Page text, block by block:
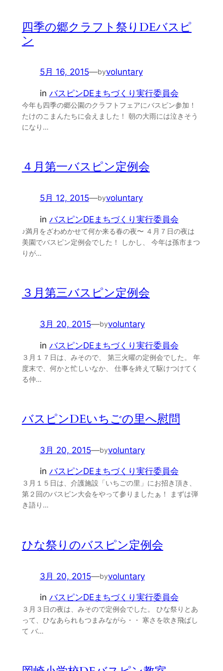
四季の郷クラフト祭りDEバスピ
ン
5月 16, 2015—byvoluntary
in バスピンDEまちづくり実行委員会
今年も四季の郷公園のクラフトフェアにバスピン参加！
たけのこまんたちに会えました！ 朝の大雨には泣きそう
になり…
４月第一バスピン定例会
5月 12, 2015—byvoluntary
in バスピンDEまちづくり実行委員会
♪満月をざわめかせて何か来る春の夜〜 ４月７日の夜は
美園でバスピン定例会でした！ しかし、 今年は孫市まつ
りが…
３月第三バスピン定例会
3月 20, 2015—byvoluntary
in バスピンDEまちづくり実行委員会
３月１７日は、みそので、 第三火曜の定例会でした。 年
度末で、何かと忙しいなか、 仕事を終えて駆けつけてく
る仲…
バスピンDEいちごの里へ慰問
3月 20, 2015—byvoluntary
in バスピンDEまちづくり実行委員会
３月１５日は、介護施設「いちごの里」にお招き頂き、
第２回のバスピン大会をやって参りましたぁ！ まずは弾
き語り…
ひな祭りのバスピン定例会
3月 20, 2015—byvoluntary
in バスピンDEまちづくり実行委員会
３月３日の夜は、みそので定例会でした。 ひな祭りとあ
って、ひなあられもつまみながら・・ 寒さを吹き飛ばし
て バ…